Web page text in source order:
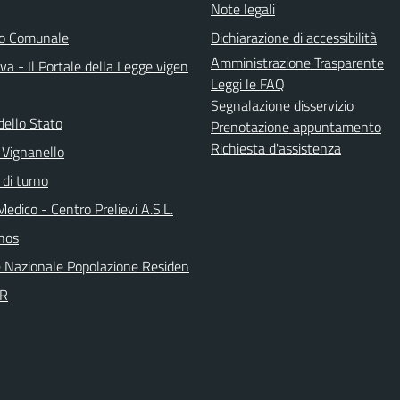
Comunale
- Il Portale della Legge vigen
Stato
di turno
- Centro Prelievi A.S.L.
Popolazione Residen
Note legali
Dichiarazione di accessibilità
Amministrazione Trasparente
Leggi le FAQ
Segnalazione disservizio
Prenotazione appuntamento
Richiesta d'assistenza